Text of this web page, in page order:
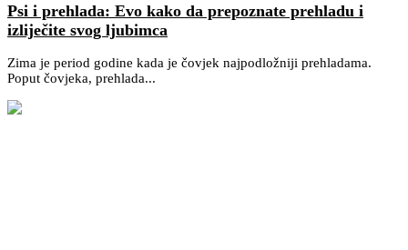
Psi i prehlada: Evo kako da prepoznate prehladu i
izliječite svog ljubimca
Zima je period godine kada je čovjek najpodložniji prehladama.
Poput čovjeka, prehlada...